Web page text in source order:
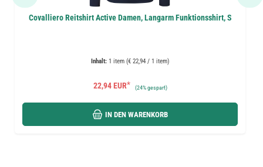
Covalliero Reitshirt Active Damen, Langarm Funktionsshirt, S
Inhalt: 1 item (€ 22,94 / 1 item)
22,94 EUR* (24%gespart)
IN DEN WARENKORB